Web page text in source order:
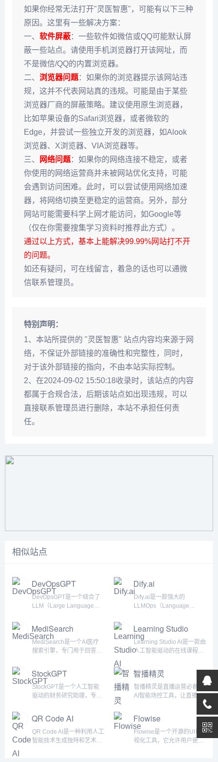
如果你经常无法打开"灵医智惠"，可能有以下三种
原因。这里有一些解决方案：
一、 软件屏蔽：一些软件如微信或QQ可能默认屏
蔽一些站点。请使用手机浏览器打开该网址，而
不是微信/QQ的内置浏览器。
二、 浏览器问题：如果你的浏览器提示该网站违
规，这并不代表网站真的违规。可能是由于某些
浏览器厂商的屏蔽策略。建议使用原生浏览器，
比如苹果设备的Safari浏览器，或者微软的
Edge，并尝试一些独立开发的浏览器，如Alook
浏览器、X浏览器、VIA浏览器等。
三、
网络问题：如果你的网络连接不稳定，或者
你使用的网络运营商并未被网站优化支持，可能
会遇到访问困难。此时，可以尝试使用网络加速
器，将网络切换至更稳定的运营商。另外，部分
网站可能需要科学上网才能访问，如Google等
（仅在你需要搜集学习资料时推荐此方式）。
通过以上方式，基本上能解决99.99%网站打不开
的问题。
如还有疑问，可在线留言，着急的话也可以通微
信联系管理员。
特别声明：
1、本站所提供的 "灵医智惠" 站点内容均来源于网
络，不保证外部链接的准确性和完整性，同时，
对于该外部链接的指向，不由本站实际控制。
2、在2024-09-02 15:50:18收录时，该站点的内容
都属于合规合法，后期该站点如出现违规，可以
直接联系管理员进行删除，本站不承担任何责
任。
相似站点
DevOpsGPT
DevOpsGPT是一个结合了
LLM（Large Language
发平台。其核心理念是将自
然语言的需求转化为可工作
的软件。通过利用先进的自
DevOpsGPT为开发者提供
智能化的辅助工具，通过理
解和生成代...
Dify.ai
Dify.ai是一款强大的
LLMOps（Language
能应用程序开发体验。该平
台结合了后端即服务和
LLMOps的概念，使得开发
员还是非技术人员，都可以
利用Dify参与人工智能应用
的定...
MediSearch
MediSearch是一个AI医疗
搜索引擎，专门用于回答医
息，使他们在几秒钟内就能
找到任何医学问题的答案。
MediSearch的主要数据来
排名第一的健康信息网站，
它使用自然语言处理、机器
学习和人工智能等技术从...
Learning Studio
AI
Learning Studio AI是一款由
人工智能驱动的在线课程制
课程，以大幅提高课程设
计、开发和创建的效率。无
论用户的技术水平如何，都
可以利用这款工具中的生成
阿拉伯语、希腊语、英语、
法语、德语、希伯来语在
内...
StockGPT
StockGPT是一个人工智能
驱动的财务研究助理，专门
驱动的搜索工具，包含所有
标准普尔 500 指数和纳斯达
克公司的收益发布、财务报
智播精灵
智播精灵是直播运营必备的
AI智能场控工具，让直播更
解、自动发福袋、定时弹
幕、AI语音播报、自动回评
等AI智能场控工具，同时还
提供丰富的直播装修模版、
QR Code AI
QR Code AI是一种利用人工
智能技术生成独特和艺术性
Flowise
Flowise是一个开源的UI可
视化工具，它允许用户使用